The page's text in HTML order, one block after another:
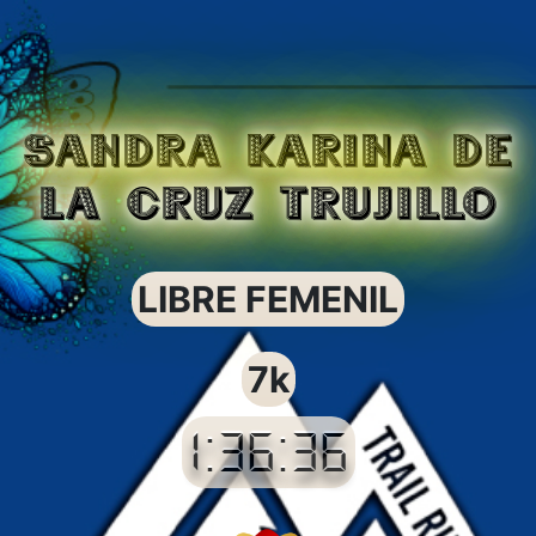
SANDRA KARINA DE
LA CRUZ TRUJILLO
LIBRE FEMENIL
7k
1:36:36